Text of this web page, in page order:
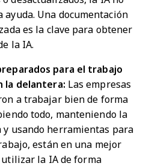
ayuda. Una documentación
es la clave para obtener
la IA.
para el trabajo
la delantera: Las empresas
a trabajar bien de forma
todo, manteniendo la
y usando herramientas para
están en una mejor
la IA de forma